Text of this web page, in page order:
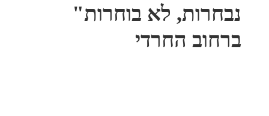
נבחרות, לא בוחרות"
ברחוב החרדי